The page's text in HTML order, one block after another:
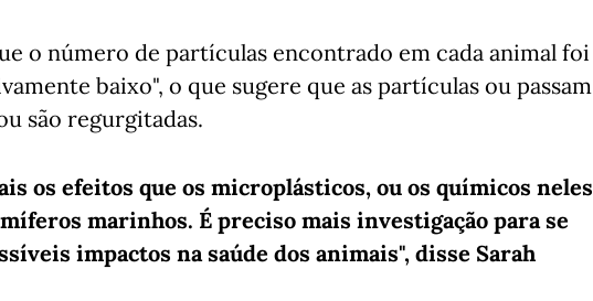
o número de partículas encontrado em cada animal foi
baixo", o que sugere que as partículas ou passam
são regurgitadas.
os efeitos que os microplásticos, ou os químicos neles
marinhos. É preciso mais investigação para se
impactos na saúde dos animais", disse Sarah